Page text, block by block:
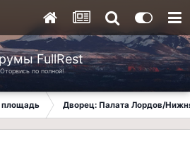
FullRest
Оторвись по полной!
площадь Дворец: Палата Лордов/